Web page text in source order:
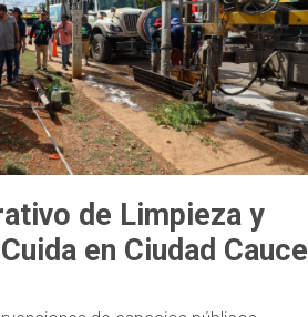
de Limpieza y
en Ciudad Caucel